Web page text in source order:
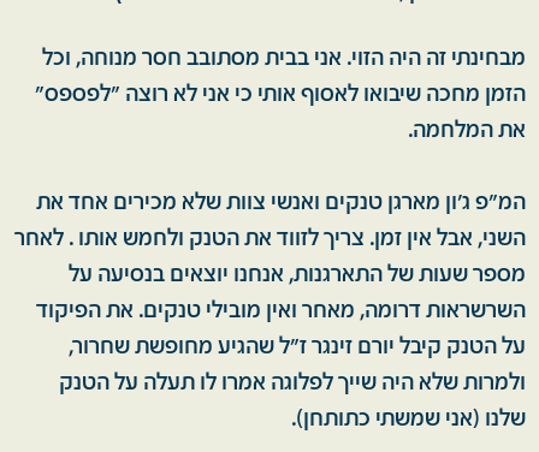
מבחינתי זה היה הזוי. אני בבית מסתובב חסר מנוחה, וכל
הזמן מחכה שיבואו לאסוף אותי כי אני לא רוצה "לפספס"
את המלחמה.
המ"פ ג'ון מארגן טנקים ואנשי צוות שלא מכירים אחד את
השני, אבל אין זמן. צריך לזווד את הטנק ולחמש אותו . לאחר
מספר שעות של התארגנות, אנחנו יוצאים בנסיעה על
השרשראות דרומה, מאחר ואין מובילי טנקים. את הפיקוד
על הטנק קיבל יורם זינגר ז"ל שהגיע מחופשת שחרור,
ולמרות שלא היה שייך לפלוגה אמרו לו תעלה על הטנק
שלנו (אני שמשתי כתותחן).